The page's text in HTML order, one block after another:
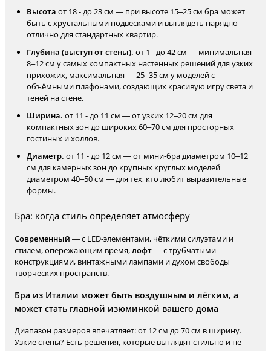
Высота от 18 - до 23 см — при высоте 15–25 см бра может
быть с хрустальными подвесками и выглядеть нарядно —
отлично для стандартных квартир.
Глубина (выступ от стены). от 1 - до 42 см — минимальная
8–12 см у самых компактных настенных решений для узких
прихожих, максимальная — 25–35 см у моделей с
объёмными плафонами, создающих красивую игру света и
теней на стене.
Ширина. от 11 - до 11 см — от узких 12–20 см для
компактных зон до широких 60–70 см для просторных
гостиных и холлов.
Диаметр. от 11 - до 12 см — от мини-бра диаметром 10–12
см для камерных зон до крупных круглых моделей
диаметром 40–50 см — для тех, кто любит выразительные
формы.
Бра: когда стиль определяет атмосферу
Современный — с LED-элементами, чёткими силуэтами и
стилем, опережающим время,лофт— с трубчатыми
конструкциями, винтажными лампами и духом свободы
творческих пространств.
Бра из Италии может быть воздушным и лёгким, а
может стать главной изюминкой вашего дома
Диапазон размеров впечатляет: от 12 см до 70 см в ширину.
Узкие стены? Есть решения, которые выглядят стильно и не